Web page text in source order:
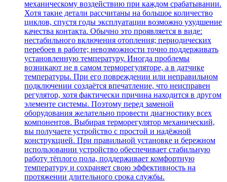
механическому воздействию при каждом срабатывании.
Хотя такие детали рассчитаны на большое количество
циклов, спустя годы эксплуатации возможно ухудшение
качества контакта. Обычно это проявляется в виде:
нестабильного включения отопления; периодических
перебоев в работе; невозможности точно поддерживать
установленную температуру. Иногда проблемы
возникают не в самом терморегуляторе, а в датчике
температуры. При его повреждении или неправильном
подключении создаётся впечатление, что неисправен
регулятор, хотя фактически причина находится в другом
элементе системы. Поэтому перед заменой
оборудования желательно провести диагностику всех
компонентов. Выбирая терморегулятор механический,
вы получаете устройство с простой и надёжной
конструкцией. При правильной установке и бережном
использовании устройство обеспечивает стабильную
работу тёплого пола, поддерживает комфортную
температуру и сохраняет свою эффективность на
протяжении длительного срока службы.